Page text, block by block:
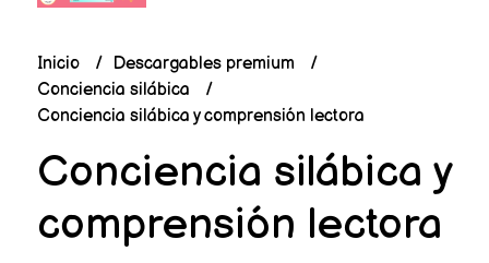
Inicio
Descargables premium
Conciencia silábica
Conciencia silábica y comprensión lectora
Conciencia silábica y
comprensión lectora